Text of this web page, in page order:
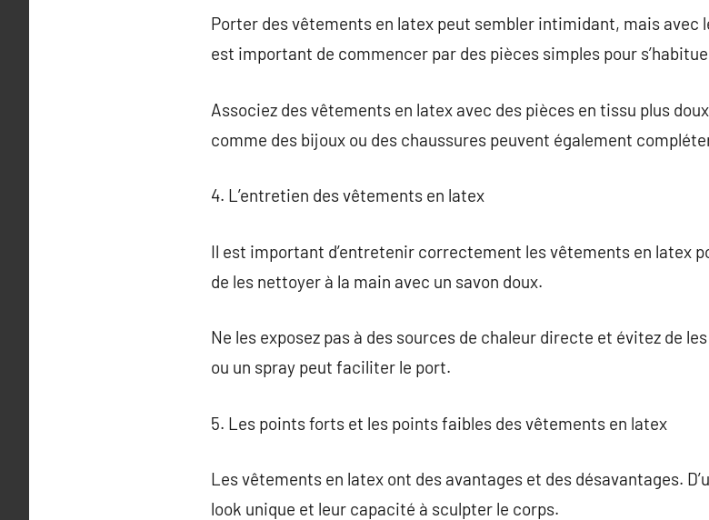
Porter des vêtements en latex peut sembler intimidant, mais avec
est important de commencer par des pièces simples pour
Associez des vêtements en latex avec des pièces en tissu plus
comme des bijoux ou des chaussures peuvent également
4. L’entretien des vêtements en latex
Il est important d’entretenir correctement les vêtements en latex
de les nettoyer à la main avec un savon doux.
Ne les exposez pas à des sources de chaleur directe et évitez de
ou un spray peut faciliter le port.
5. Les points forts et les points faibles des vêtements en latex
Les vêtements en latex ont des avantages et des désavantages.
look unique et leur capacité à sculpter le corps.